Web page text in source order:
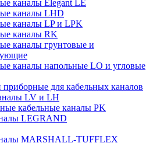
каналы Elegant LE
каналы LHD
каналы LP и LPK
каналы RK
каналы грунтовые и
каналы напольные LO и угловые
приборные для кабельных каналов
LV и LH
кабельные каналы PK
LEGRAND
MARSHALL-TUFFLEX